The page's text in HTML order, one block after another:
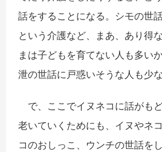
話をすることになる。シモの世
という介護など、まあ、あり得
まは子どもを育てない人も多い
泄の世話に戸惑いそうな人も
で、ここでイヌネコに話がも
老いていくためにも、イヌやネ
コのおしっこ、ウンチの世話を